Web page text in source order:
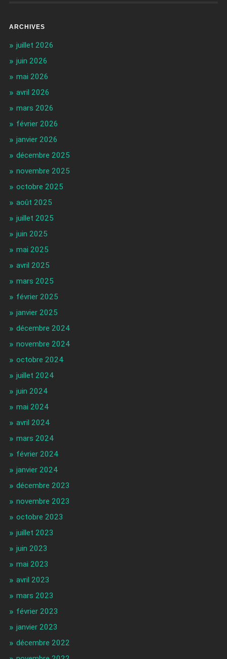
ARCHIVES
juillet 2026
juin 2026
mai 2026
avril 2026
mars 2026
février 2026
janvier 2026
décembre 2025
novembre 2025
octobre 2025
août 2025
juillet 2025
juin 2025
mai 2025
avril 2025
mars 2025
février 2025
janvier 2025
décembre 2024
novembre 2024
octobre 2024
juillet 2024
juin 2024
mai 2024
avril 2024
mars 2024
février 2024
janvier 2024
décembre 2023
novembre 2023
octobre 2023
juillet 2023
juin 2023
mai 2023
avril 2023
mars 2023
février 2023
janvier 2023
décembre 2022